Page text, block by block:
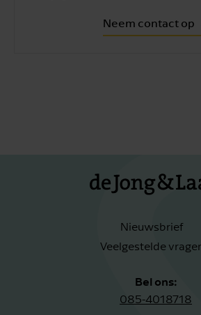
Neem contact op
Nieuwsbrief
Veelgestelde
Bel ons:
085-4018718